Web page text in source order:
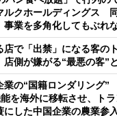
ルクホールディングス
事業を多角化してもぶれ
店で「出禁」になる客
店側が嫌がる“最悪の客”
業の“国籍ロンダリング”
を海外に移転させ、ト
にした中国企業の農業参